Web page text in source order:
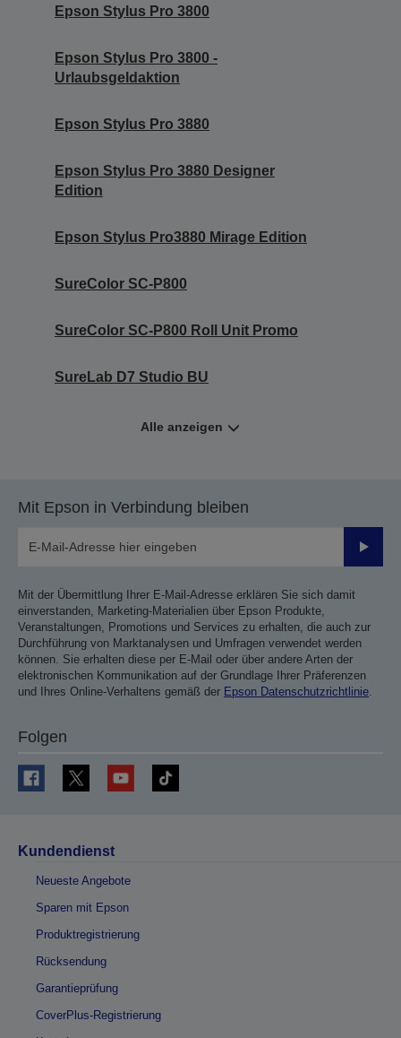
Epson Stylus Pro 3800
Epson Stylus Pro 3800 -
Urlaubsgeldaktion
Epson Stylus Pro 3880
Epson Stylus Pro 3880 Designer
Edition
Epson Stylus Pro3880 Mirage Edition
SureColor SC-P800
SureColor SC-P800 Roll Unit Promo
SureLab D7 Studio BU
Alle anzeigen
Mit Epson in Verbindung bleiben
Mit der Übermittlung Ihrer E-Mail-Adresse erklären Sie sich damit
einverstanden, Marketing-Materialien über Epson Produkte,
Veranstaltungen, Promotions und Services zu erhalten, die auch zur
Durchführung von Marktanalysen und Umfragen verwendet werden
können. Sie erhalten diese per E-Mail oder über andere Arten der
elektronischen Kommunikation auf der Grundlage Ihrer Präferenzen
und Ihres Online-Verhaltens gemäß der Epson Datenschutzrichtlinie.
Folgen
Kundendienst
Neueste Angebote
Sparen mit Epson
Produktregistrierung
Rücksendung
Garantieprüfung
CoverPlus-Registrierung